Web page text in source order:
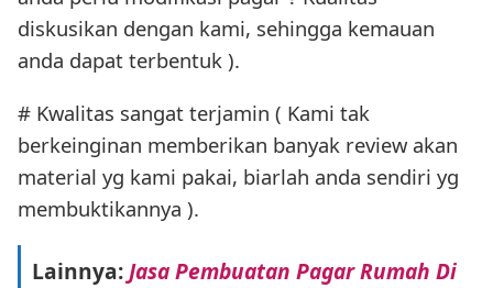
diskusikan dengan kami, sehingga kemauan
anda dapat terbentuk ).
# Kwalitas sangat terjamin ( Kami tak
berkeinginan memberikan banyak review akan
material yg kami pakai, biarlah anda sendiri yg
membuktikannya ).
Lainnya:Jasa Pembuatan Pagar Rumah Di